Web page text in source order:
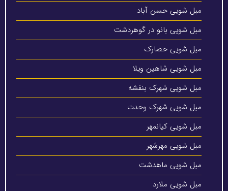
مبل شویی حسن آباد
مبل شویی بانو در گوهردشت
مبل شویی حصارک
مبل شویی شاهین ویلا
مبل شویی شهرک بنفشه
مبل شویی شهرک وحدت
مبل شویی کیانمهر
مبل شویی مهرشهر
مبل شویی ماهدشت
مبل شویی ملارد